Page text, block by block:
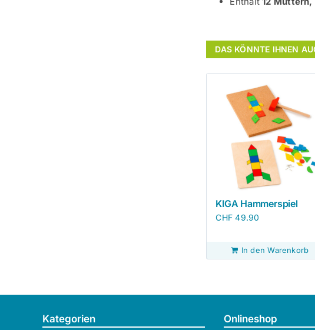
DAS KÖNNTE IHNEN
KIGA Hammerspiel
CHF 49.90
In den Warenkorb
Kategorien Onlineshop